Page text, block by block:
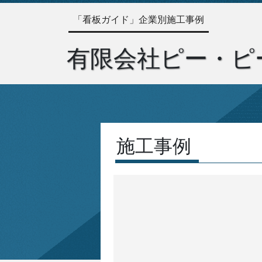
有限会社ピー・
「看板ガイド」企業別施工事例
施工事例